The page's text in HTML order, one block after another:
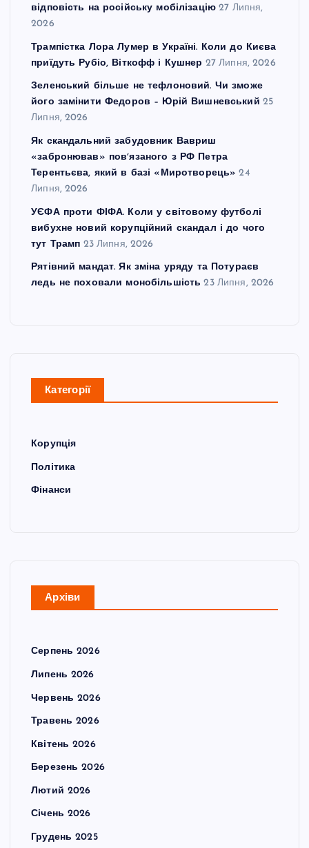
відповість на російську мобілізацію 27 Липня,
2026
Трампістка Лора Лумер в Україні. Коли до Києва
приїдуть Рубіо, Віткофф і Кушнер 27 Липня, 2026
Зеленський більше не тефлоновий. Чи зможе
його замінити Федоров – Юрій Вишневський 25
Липня, 2026
Як скандальний забудовник Вавриш
«забронював» повʼязаного з РФ Петра
Терентьєва, який в базі «Миротворець» 24
Липня, 2026
УЄФА проти ФІФА. Коли у світовому футболі
вибухне новий корупційний скандал і до чого
тут Трамп 23 Липня, 2026
Рятівний мандат. Як зміна уряду та Потураєв
ледь не поховали монобільшість 23 Липня, 2026
Категорії
Корупція
Політика
Фінанси
Архіви
Серпень 2026
Липень 2026
Червень 2026
Травень 2026
Квітень 2026
Березень 2026
Лютий 2026
Січень 2026
Грудень 2025